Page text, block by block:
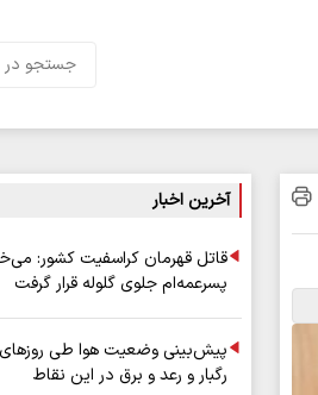
آخرین اخبار
قاتل قهرمان کراسفیت کشور:
پسرعمه‌ام جلوی گلوله قرار گرفت
پیش‌بینی وضعیت هوا طی روزهای
رگبار و رعد و برق در این نقاط